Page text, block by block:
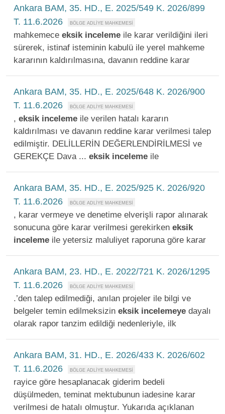
Ankara BAM, 35. HD., E. 2025/549 K. 2026/899
T. 11.6.2026
mahkemece eksik inceleme ile karar verildiğini ileri
sürerek, istinaf isteminin kabulü ile yerel mahkeme
kararının kaldırılmasına, davanın reddine karar
Ankara BAM, 35. HD., E. 2025/648 K. 2026/900
T. 11.6.2026
, eksik inceleme ile verilen hatalı kararın
kaldırılması ve davanın reddine karar verilmesi talep
edilmiştir. DELİLLERİN DEĞERLENDİRİLMESİ ve
GEREKÇE Dava ... eksik inceleme ile
Ankara BAM, 35. HD., E. 2025/925 K. 2026/920
T. 11.6.2026
, karar vermeye ve denetime elverişli rapor alınarak
sonucuna göre karar verilmesi gerekirken eksik
inceleme ile yetersiz maluliyet raporuna göre karar
Ankara BAM, 23. HD., E. 2022/721 K. 2026/1295
T. 11.6.2026
.’den talep edilmediği, anılan projeler ile bilgi ve
belgeler temin edilmeksizin eksik incelemeye dayalı
olarak rapor tanzim edildiği nedenleriyle, ilk
Ankara BAM, 31. HD., E. 2026/433 K. 2026/602
T. 11.6.2026
rayice göre hesaplanacak giderim bedeli
düşülmeden, teminat mektubunun iadesine karar
verilmesi de hatalı olmuştur. Yukarıda açıklanan